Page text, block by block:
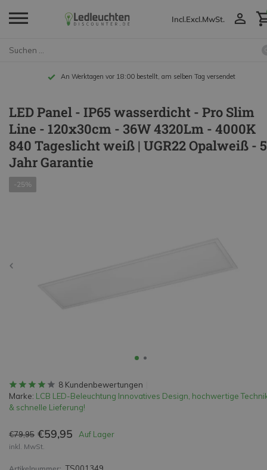
Incl.Excl.MwSt.
An Werktagen vor 18:00 bestellt, am selben Tag versendet
LED Panel - IP65 wasserdicht - Pro Slim
Line - 120x30cm - 36W 4320Lm - 4000K
840 Tageslicht weiß | UGR22 Opalweiß - 5
Jahr Garantie
-25%
8 Kundenbewertungen
Marke: LCB LED-Beleuchtung Innovatives Design, hochwertige
& schnelle Lieferung!
€79,95 €59,95 Auf Lager
inkl. MwSt.